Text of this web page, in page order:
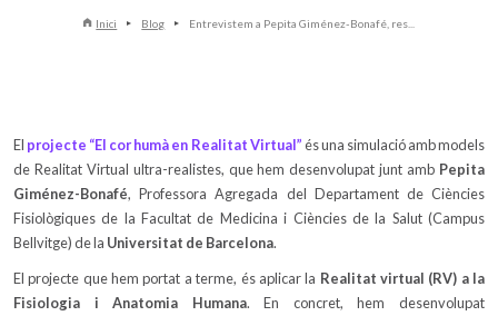
Inici Blog Entrevistem a Pepita Giménez-Bonafé, res...
El projecte “El cor humà en Realitat Virtual”és una simulació amb models
de Realitat Virtual ultra-realistes, que hem desenvolupat junt amb Pepita
Giménez-Bonafé, Professora Agregada del Departament de Ciències
Fisiològiques de la Facultat de Medicina i Ciències de la Salut (Campus
Bellvitge) de la Universitat de Barcelona.
El projecte que hem portat a terme, és aplicar la Realitat virtual (RV) a la
Fisiologia i Anatomia Humana. En concret, hem desenvolupat